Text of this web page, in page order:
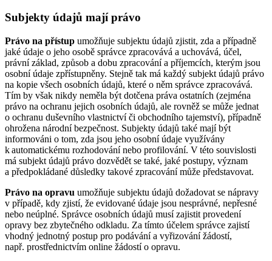
Subjekty údajů mají právo
Právo na přístup umožňuje subjektu údajů zjistit, zda a případně
jaké údaje o jeho osobě správce zpracovává a uchovává, účel,
právní základ, způsob a dobu zpracování a příjemcích, kterým jsou
osobní údaje zpřístupněny. Stejně tak má každý subjekt údajů právo
na kopie všech osobních údajů, které o něm správce zpracovává.
Tím by však nikdy neměla být dotčena práva ostatních (zejména
právo na ochranu jejich osobních údajů, ale rovněž se může jednat
o ochranu duševního vlastnictví či obchodního tajemství), případně
ohrožena národní bezpečnost. Subjekty údajů také mají být
informováni o tom, zda jsou jeho osobní údaje využívány
k automatickému rozhodování nebo profilování. V této souvislosti
má subjekt údajů právo dozvědět se také, jaké postupy, význam
a předpokládané důsledky takové zpracování může představovat.
Právo na opravu umožňuje subjektu údajů dožadovat se nápravy
v případě, kdy zjistí, že evidované údaje jsou nesprávné, nepřesné
nebo neúplné. Správce osobních údajů musí zajistit provedení
opravy bez zbytečného odkladu. Za tímto účelem správce zajistí
vhodný jednotný postup pro podávání a vyřizování žádostí,
např. prostřednictvím online žádostí o opravu.